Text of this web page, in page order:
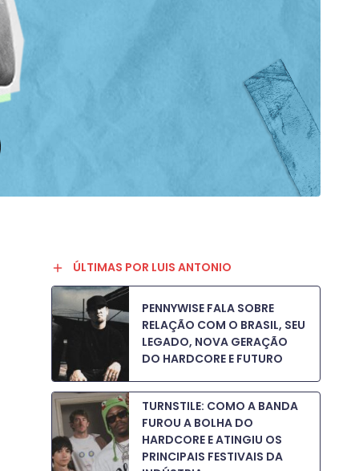
ÚLTIMAS POR LUIS ANTONIO
PENNYWISE FALA SOBRE
RELAÇÃO COM O BRASIL, SEU
LEGADO, NOVA GERAÇÃO
DO HARDCORE E FUTURO
TURNSTILE: COMO A BANDA
FUROU A BOLHA DO
HARDCORE E ATINGIU OS
PRINCIPAIS FESTIVAIS DA